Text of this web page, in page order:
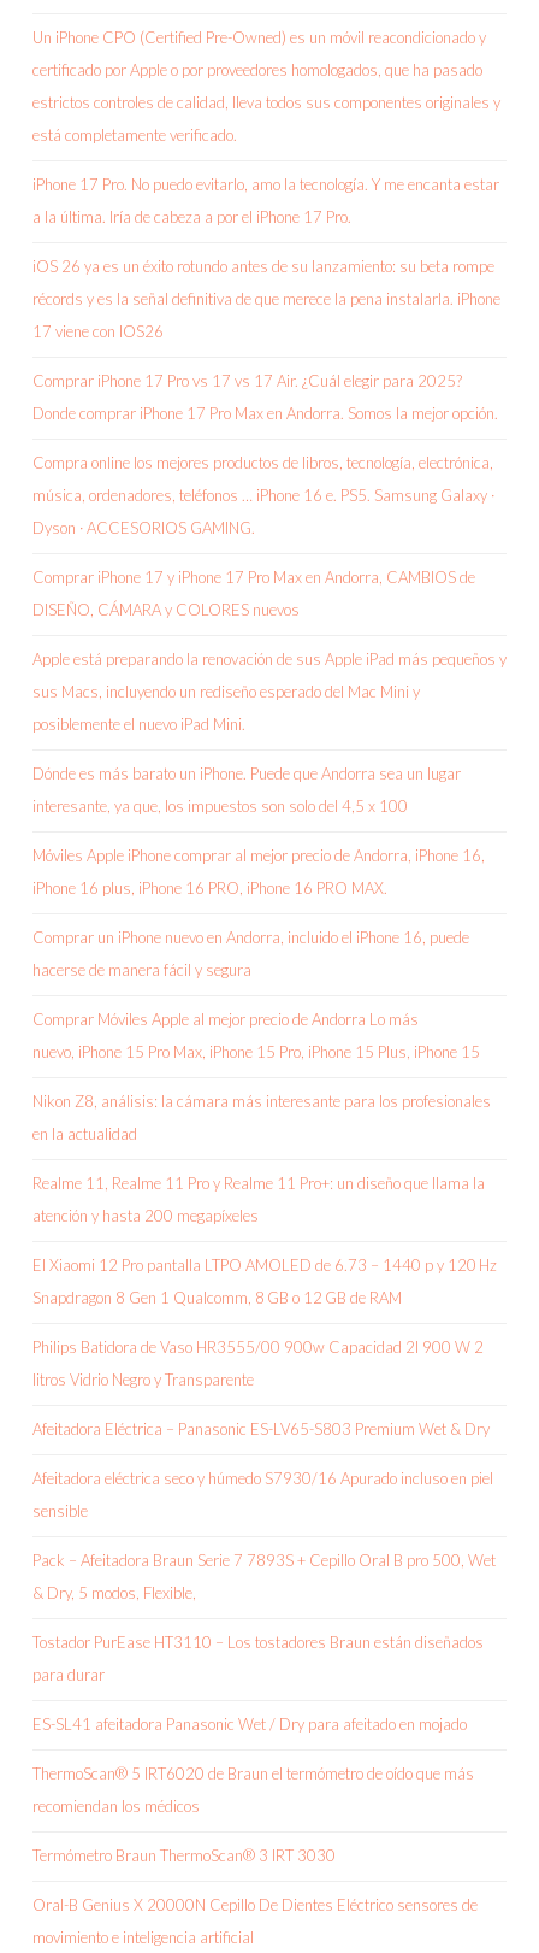
Un iPhone CPO (Certified Pre-Owned) es un móvil reacondicionado y
certificado por Apple o por proveedores homologados, que ha pasado
estrictos controles de calidad, lleva todos sus componentes originales y
está completamente verificado.
iPhone 17 Pro. No puedo evitarlo, amo la tecnología. Y me encanta estar
a la última. Iría de cabeza a por el iPhone 17 Pro.
iOS 26 ya es un éxito rotundo antes de su lanzamiento: su beta rompe
récords y es la señal definitiva de que merece la pena instalarla. iPhone
17 viene con IOS26
Comprar iPhone 17 Pro vs 17 vs 17 Air. ¿Cuál elegir para 2025?
Donde comprar iPhone 17 Pro Max en Andorra. Somos la mejor opción.
Compra online los mejores productos de libros, tecnología, electrónica,
música, ordenadores, teléfonos … iPhone 16 e. PS5. Samsung Galaxy ·
Dyson · ACCESORIOS GAMING.
Comprar iPhone 17 y iPhone 17 Pro Max en Andorra, CAMBIOS de
DISEÑO, CÁMARA y COLORES nuevos
Apple está preparando la renovación de sus Apple iPad más pequeños y
sus Macs, incluyendo un rediseño esperado del Mac Mini y
posiblemente el nuevo iPad Mini.
Dónde es más barato un iPhone. Puede que Andorra sea un lugar
interesante, ya que, los impuestos son solo del 4,5 x 100
Móviles Apple iPhone comprar al mejor precio de Andorra, iPhone 16,
iPhone 16 plus, iPhone 16 PRO, iPhone 16 PRO MAX.
Comprar un iPhone nuevo en Andorra, incluido el iPhone 16, puede
hacerse de manera fácil y segura
Comprar Móviles Apple al mejor precio de Andorra Lo más
nuevo, iPhone 15 Pro Max, iPhone 15 Pro, iPhone 15 Plus, iPhone 15
Nikon Z8, análisis: la cámara más interesante para los profesionales
en la actualidad
Realme 11, Realme 11 Pro y Realme 11 Pro+: un diseño que llama la
atención y hasta 200 megapíxeles
El Xiaomi 12 Pro pantalla LTPO AMOLED de 6.73 – 1440 p y 120 Hz
Snapdragon 8 Gen 1 Qualcomm, 8 GB o 12 GB de RAM
Philips Batidora de Vaso HR3555/00 900w Capacidad 2l 900 W 2
litros Vidrio Negro y Transparente
Afeitadora Eléctrica – Panasonic ES-LV65-S803 Premium Wet & Dry
Afeitadora eléctrica seco y húmedo S7930/16 Apurado incluso en piel
sensible
Pack – Afeitadora Braun Serie 7 7893S + Cepillo Oral B pro 500, Wet
& Dry, 5 modos, Flexible,
Tostador PurEase HT3110 – Los tostadores Braun están diseñados
para durar
ES-SL41 afeitadora Panasonic Wet / Dry para afeitado en mojado
ThermoScan® 5 IRT6020 de Braun el termómetro de oído que más
recomiendan los médicos
Termómetro Braun ThermoScan® 3 IRT 3030
Oral-B Genius X 20000N Cepillo De Dientes Eléctrico sensores de
movimiento e inteligencia artificial